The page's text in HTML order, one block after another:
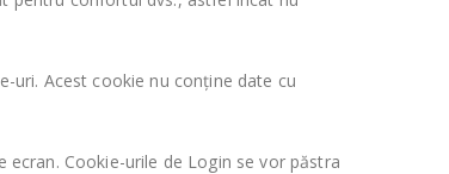
uri. Acest cookie nu conține date cu
Cookie-urile de Login se vor păstra